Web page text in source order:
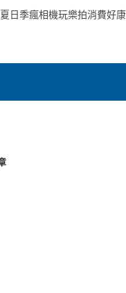
日季瘋相機玩樂拍消費好康